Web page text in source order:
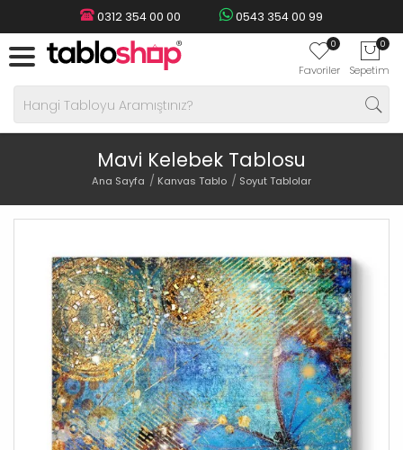
0312 354 00 00 0543 354 00 99
0
Favoriler
0
Sepetim
Mavi Kelebek Tablosu
Ana Sayfa Kanvas Tablo Soyut Tablolar